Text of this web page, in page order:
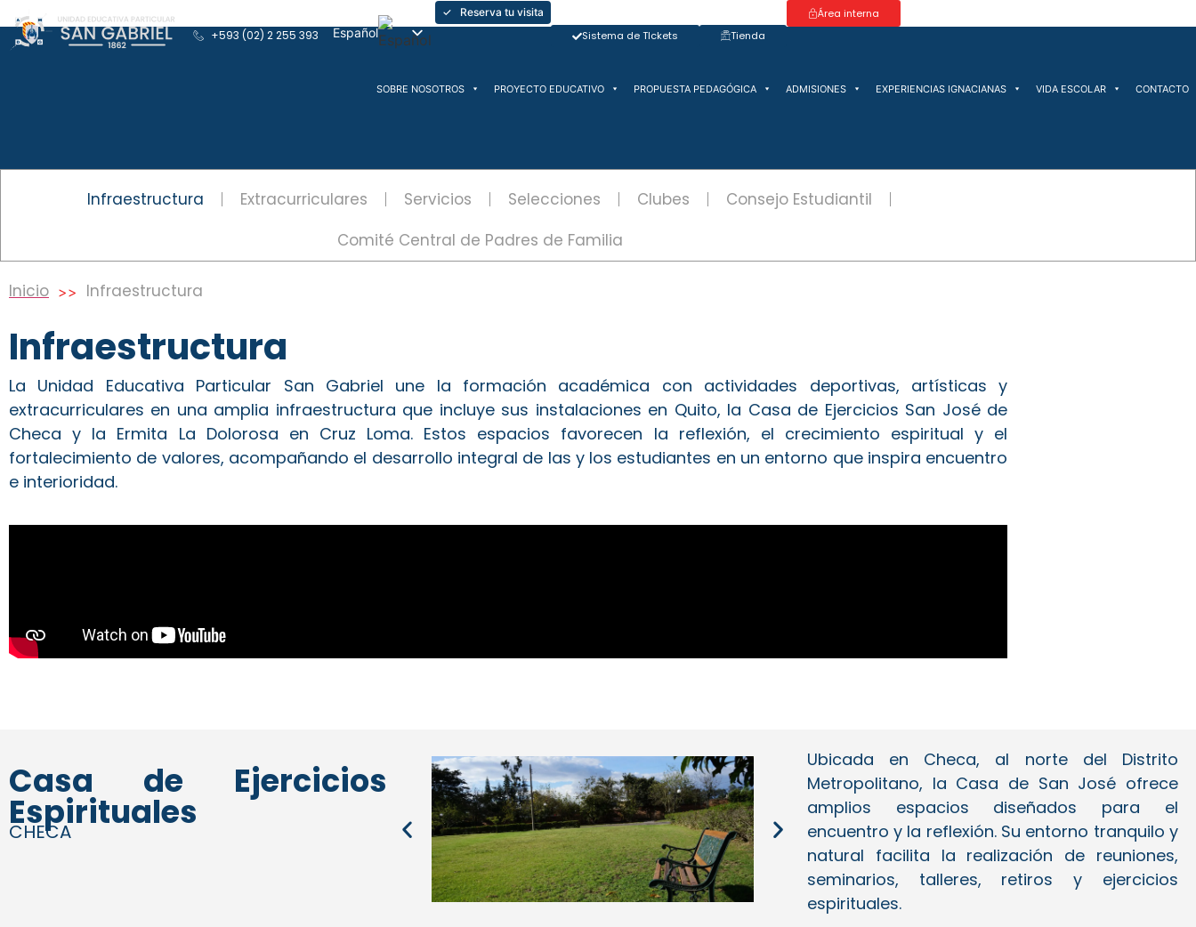
+593 (02) 2 255 393 Español
✓ Reserva tu visita
Sistema de TIckets Tienda
Área interna
SOBRE NOSOTROS PROYECTO EDUCATIVO PROPUESTA PEDAGÓGICA ADMISIONES EXPERIENCIAS IGNACIANAS VIDA ESCOLAR CONTACTO
Infraestructura Extracurriculares Servicios Selecciones Clubes
Consejo Estudiantil
Comité Central de Padres de Familia
Inicio >> Infraestructura
Infraestructura
La Unidad Educativa Particular San Gabriel une la formación académica con actividades deportivas, artísticas y
extracurriculares en una amplia infraestructura que incluye sus instalaciones en Quito, la Casa de Ejercicios San José de
Checa y la Ermita La Dolorosa en Cruz Loma. Estos espacios favorecen la reflexión, el crecimiento espiritual y el
fortalecimiento de valores, acompañando el desarrollo integral de las y los estudiantes en un entorno que inspira encuentro
e interioridad.
Casa de Ejercicios
Espirituales
CHECA
Ubicada en Checa, al norte del Distrito
Metropolitano, la Casa de San José ofrece
amplios espacios diseñados para el
encuentro y la reflexión. Su entorno tranquilo y
natural facilita la realización de reuniones,
seminarios, talleres, retiros y ejercicios
espirituales.